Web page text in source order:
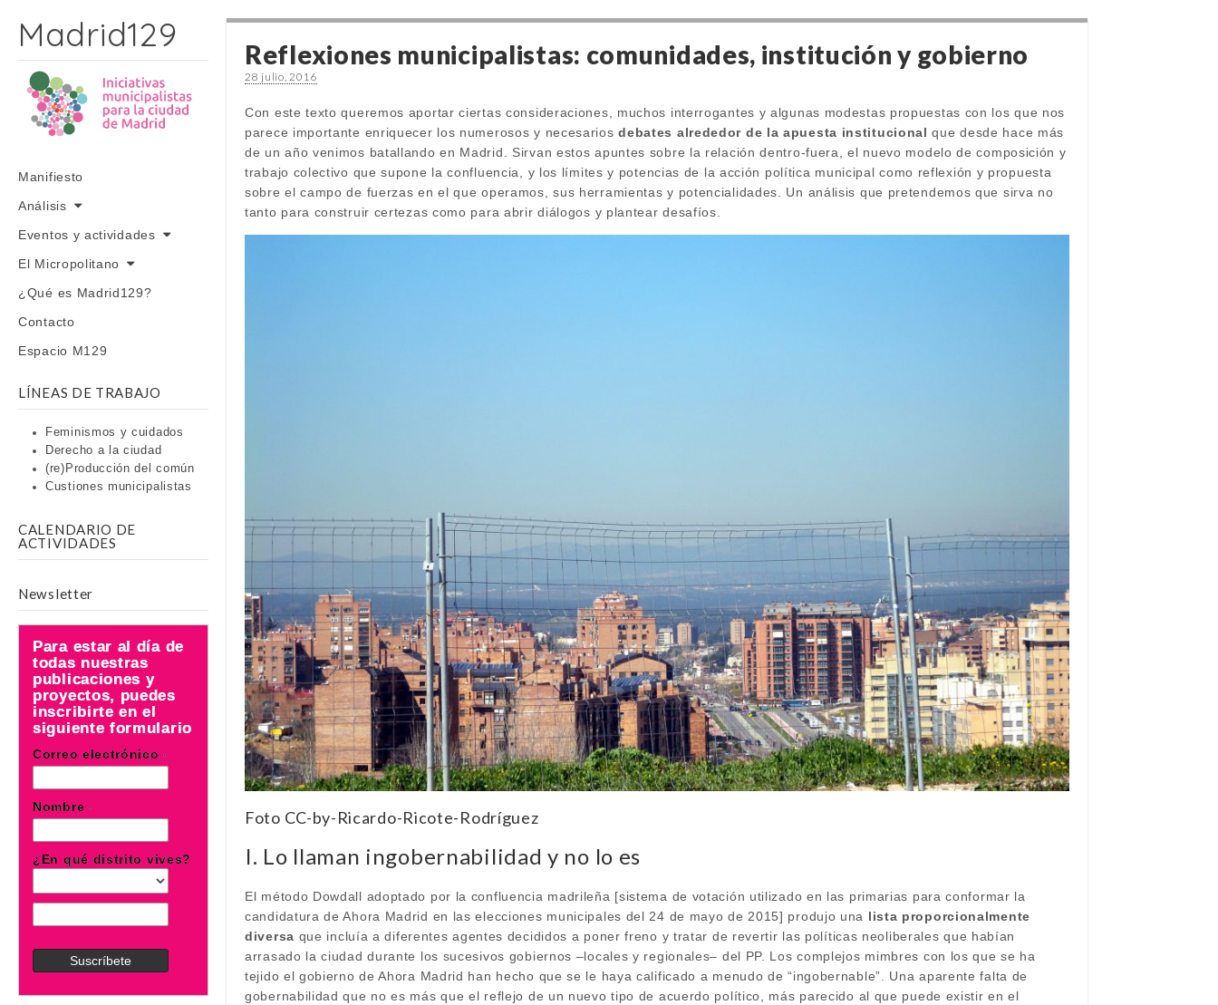
Madrid129
Main menu
Skip to content
Manifiesto
Análisis
Eventos y actividades
El Micropolitano
¿Qué es Madrid129?
Contacto
Espacio M129
LÍNEAS DE TRABAJO
Feminismos y cuidados
Derecho a la ciudad
(re)Producción del común
Custiones municipalistas
CALENDARIO DE
ACTIVIDADES
Newsletter
Para estar al día de
todas nuestras
publicaciones y
proyectos, puedes
inscribirte en el
siguiente formulario
Correo electrónico*
Nombre *
¿En qué distrito vives?
Reflexiones municipalistas: comunidades, institución y gobierno
28 julio, 2016
Con este texto queremos aportar ciertas consideraciones, muchos interrogantes y algunas modestas propuestas con los que nos
parece importante enriquecer los numerosos y necesariosdebates alrededor de la apuesta institucionalque desde hace más
de un año venimos batallando en Madrid. Sirvan estos apuntes sobre la relación dentro-fuera, el nuevo modelo de composición y
trabajo colectivo que supone la confluencia, y los límites y potencias de la acción política municipal como reflexión y propuesta
sobre el campo de fuerzas en el que operamos, sus herramientas y potencialidades. Un análisis que pretendemos que sirva no
tanto para construir certezas como para abrir diálogos y plantear desafíos.
Foto CC-by-Ricardo-Ricote-Rodríguez
I. Lo llaman ingobernabilidad y no lo es
El método Dowdall adoptado por la confluencia madrileña [sistema de votación utilizado en las primarias para conformar la
candidatura de Ahora Madrid en las elecciones municipales del 24 de mayo de 2015] produjo una lista proporcionalmente
diversa que incluía a diferentes agentes decididos a poner freno y tratar de revertir las políticas neoliberales que habían
arrasado la ciudad durante los sucesivos gobiernos –locales y regionales– del PP. Los complejos mimbres con los que se ha
tejido el gobierno de Ahora Madrid han hecho que se le haya calificado a menudo de “ingobernable”. Una aparente falta de
gobernabilidad que no es más que el reflejo de un nuevo tipo de acuerdo político, más parecido al que puede existir en el